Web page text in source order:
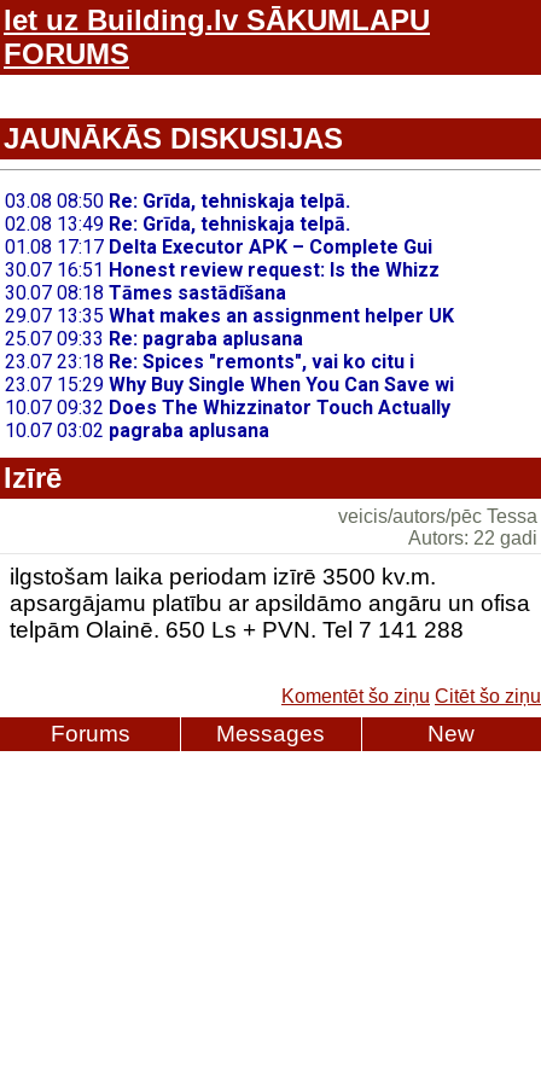
Iet uz Building.lv SĀKUMLAPU
FORUMS
JAUNĀKĀS DISKUSIJAS
Izīrē
veicis/autors/pēc Tessa
Autors: 22 gadi
ilgstošam laika periodam izīrē 3500 kv.m.
apsargājamu platību ar apsildāmo angāru un ofisa
telpām Olainē. 650 Ls + PVN. Tel 7 141 288
Komentēt šo ziņu Citēt šo ziņu
Forums Messages New